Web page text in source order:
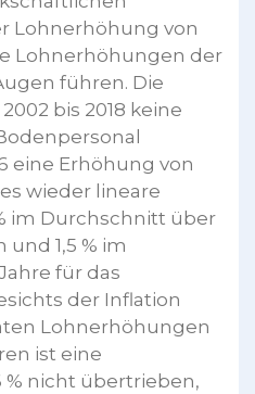
Lohnerhöhung von
Lohnerhöhungen der
führen. Die
bis 2018 keine
eine Erhöhung von
es wieder lineare
im Durchschnitt über
1,5 % im
für das
der Inflation
Lohnerhöhungen
ist eine
nicht übertrieben,